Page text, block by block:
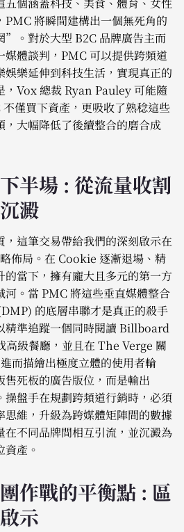
PMC 將瞬間建構出一個無死角的
”。對於大型 B2C 品牌廣告主而
媒體談判，PMC 可以提供跨頻道
娛樂延伸到科技生活，實現真正的
，Vox 總裁 Ryan Pauley 可能隨
僅買下資產，更吸收了熟稔這些
，大幅降低了後續整合的磨合成
半場 : 從流量收割
澱
，這筆交易帶給我們的深刻啟示在
佈局。在 Cookie 逐漸退場、精
的當下，擁有龐大且多元的第一方
河。當 PMC 將這些垂直媒體整合
的底層串聯才是真正的殺手
精準追蹤一個同時閱讀 Billboard
高級餐廳，並且在 The Verge 關
而描繪出極度立體的使用者輪
售死板的廣告版位，而是輸出
盤手在規劃跨頻道行銷時，必須
思維，升級為跨媒體矩陣間的數據
在不同品牌間相互引流，並沉澱為
產。
作戰的平衡點 : 區
示